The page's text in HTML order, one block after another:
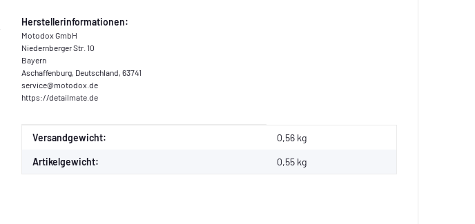
Herstellerinformationen:
Motodox GmbH
Niedernberger Str. 10
Bayern
Aschaffenburg, Deutschland, 63741
service@motodox.de
https://detailmate.de
Produkteigenschaft
Wert
Versandgewicht: 0,56 kg
Artikelgewicht: 0,55 kg